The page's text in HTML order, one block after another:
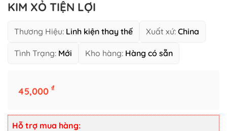
KIM XỎ TIỆN LỢI
Thương Hiệu: Linh kiện thay thế Xuất xứ: China
Tình Trạng: Mới Kho hàng: Hàng có sẵn
45,000 ₫
Hỗ trợ mua hàng:
BẤC CORT CHUẨN ZIN - SỢI 1 MÉT, CÓ KIM XỎ TIỆN LỢI số lượng
Mua Ngay Sản Phẩm